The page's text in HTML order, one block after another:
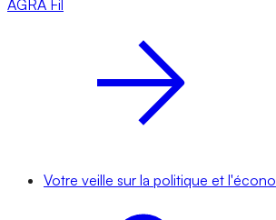
AGRA Fil
Votre veille sur la politique et